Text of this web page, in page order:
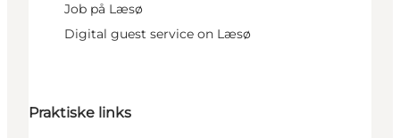
Job på Læsø
Digital guest service on Læsø
Praktiske links